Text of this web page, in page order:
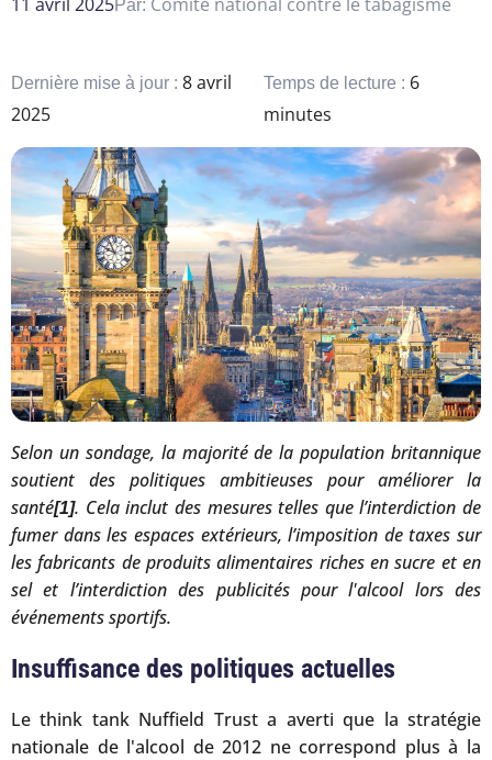
Par:
Dernière mise à jour : 8 avril
2025
Temps de lecture : 6
minutes
Selon un sondage, la majorité de la population britannique
soutient des politiques ambitieuses pour améliorer la
santé[1]. Cela inclut des mesures telles que l’interdiction de
fumer dans les espaces extérieurs, l’imposition de taxes sur
les fabricants de produits alimentaires riches en sucre et en
sel et l’interdiction des publicités pour l'alcool lors des
événements sportifs.
Insuffisance des politiques actuelles
Le think tank Nuffield Trust a averti que la stratégie
nationale de l'alcool de 2012 ne correspond plus à la